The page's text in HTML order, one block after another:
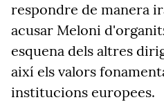
respondre de manera
acusar Meloni
esquena dels altres
així els valors
institucions europees.